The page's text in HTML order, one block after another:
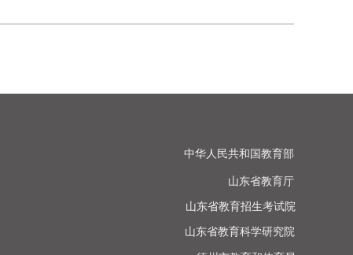
中华人民共和国教育部
山东省教育厅
山东省教育招生考试院
山东省教育科学研究院